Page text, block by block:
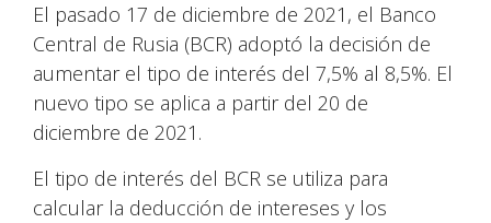
El pasado 17 de diciembre de 2021, el Banco
Central de Rusia (BCR) adoptó la decisión de
aumentar el tipo de interés del 7,5% al 8,5%. El
nuevo tipo se aplica a partir del 20 de
diciembre de 2021.
El tipo de interés del BCR se utiliza para
calcular la deducción de intereses y los